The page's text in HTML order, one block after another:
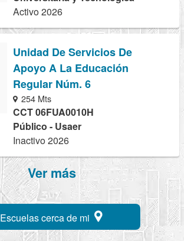
Activo 2026
Unidad De Servicios De
Apoyo A La Educación
Regular Núm. 6
254 Mts
CCT 06FUA0010H
Público - Usaer
Inactivo 2026
Ver más
Escuelas cerca de mi